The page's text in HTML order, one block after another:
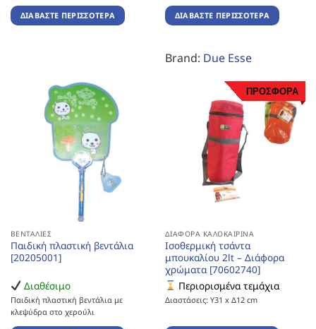
ΔΙΑΒΆΣΤΕ ΠΕΡΙΣΣΌΤΕΡΑ ΔΙΑΒΆΣΤΕ ΠΕΡΙΣΣΌΤΕΡΑ
Brand: Due Esse
ΒΕΝΤΆΛΙΕΣ
Παιδική πλαστική βεντάλια
[20205001]
Διαθέσιμο
Παιδική πλαστική βεντάλια με
κλεψύδρα στο χερούλι
ΠΡΟΣΦΟΡΑ
ΔΙΆΦΟΡΑ ΚΑΛΟΚΑΙΡΙΝΆ
Ισοθερμική τσάντα
μπουκαλίου 2lt – Διάφορα
χρώματα [70602740]
Περιορισμένα τεμάχια
Διαστάσεις: Υ31 x Δ12 cm